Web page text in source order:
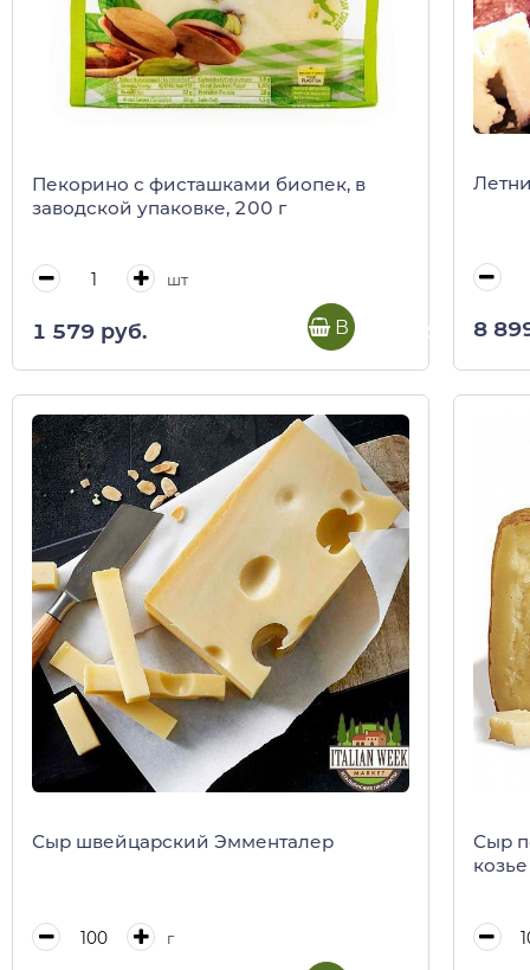
Пекорино с фисташками биопек, в
заводской упаковке, 200 г
шт
1 579 руб. В корзину 8
Сыр швейцарский Эмменталер
г
Сыр